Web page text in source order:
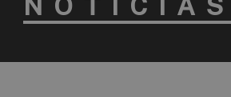
NOTICIAS